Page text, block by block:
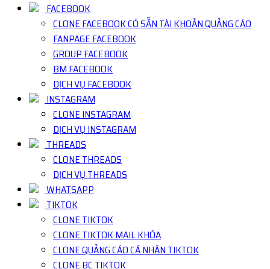
FACEBOOK
CLONE FACEBOOK CÓ SẴN TÀI KHOẢN QUẢNG CÁO
FANPAGE FACEBOOK
GROUP FACEBOOK
BM FACEBOOK
DỊCH VỤ FACEBOOK
INSTAGRAM
CLONE INSTAGRAM
DỊCH VỤ INSTAGRAM
THREADS
CLONE THREADS
DỊCH VỤ THREADS
WHATSAPP
TIKTOK
CLONE TIKTOK
CLONE TIKTOK MAIL KHÓA
CLONE QUẢNG CÁO CÁ NHÂN TIKTOK
CLONE BC TIKTOK